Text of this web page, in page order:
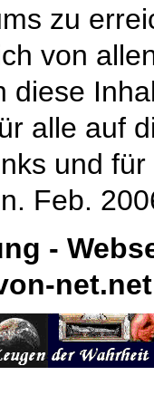
zu
von
diese
alle auf
und
Feb.
-
net.net